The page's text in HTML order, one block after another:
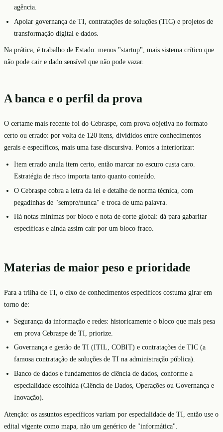
agência.
Apoiar governança de TI, contratações de soluções (TIC) e projetos de
transformação digital e dados.
Na prática, é trabalho de Estado: menos "startup", mais sistema crítico que
não pode cair e dado sensível que não pode vazar.
A banca e o perfil da prova
O certame mais recente foi do Cebraspe, com prova objetiva no formato
certo ou errado: por volta de 120 itens, divididos entre conhecimentos
gerais e específicos, mais uma fase discursiva. Pontos a interiorizar:
Item errado anula item certo, então marcar no escuro custa caro.
Estratégia de risco importa tanto quanto conteúdo.
O Cebraspe cobra a letra da lei e detalhe de norma técnica, com
pegadinhas de "sempre/nunca" e troca de uma palavra.
Há notas mínimas por bloco e nota de corte global: dá para gabaritar
específicas e ainda assim cair por um bloco fraco.
Materias de maior peso e prioridade
Para a trilha de TI, o eixo de conhecimentos específicos costuma girar em
torno de:
Segurança da informação e redes: historicamente o bloco que mais pesa
em prova Cebraspe de TI, priorize.
Governança e gestão de TI (ITIL, COBIT) e contratações de TIC (a
famosa contratação de soluções de TI na administração pública).
Banco de dados e fundamentos de ciência de dados, conforme a
especialidade escolhida (Ciência de Dados, Operações ou Governança e
Inovação).
Atenção: os assuntos específicos variam por especialidade de TI, então use o
edital vigente como mapa, não um genérico de "informática".